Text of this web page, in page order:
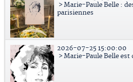
> Marie-Paule Belle :
parisiennes
2026-07-25 15:00:00
> Marie-Paule Belle est